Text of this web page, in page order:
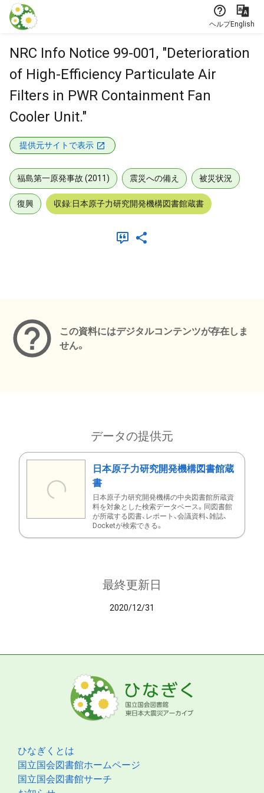
本文に飛ぶ
ヘルプEnglish
NRC Info Notice 99-001, "Deterioration
of High-Efficiency Particulate Air
Filters in PWR Containment Fan
Cooler Unit."
提供元サイトで表示
福島第一原発事故 (2011) 震災への備え 被災状況
復興 収録:日本原子力研究開発機構図書館蔵書
この資料にはデジタルコンテンツが存在しま
せん。
データの提供元
日本原子力研究開発機構図書館蔵
書
日本原子力研究開発機構の中央図書館所蔵資
料を対象とした検索データベース。同図書館
が所蔵する図書、レポート、会議資料、雑誌、
Docketが検索できる。
最終更新日
2020/12/31
ひなぎくとは
国立国会図書館ホームページ
国立国会図書館サーチ